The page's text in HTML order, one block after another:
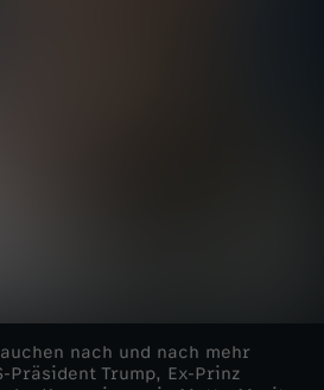
nach und nach mehr
Präsident Trump, Ex-Prinz